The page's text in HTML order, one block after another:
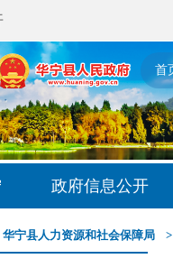
首
政府信息公开
华宁县人力资源和社会保障局